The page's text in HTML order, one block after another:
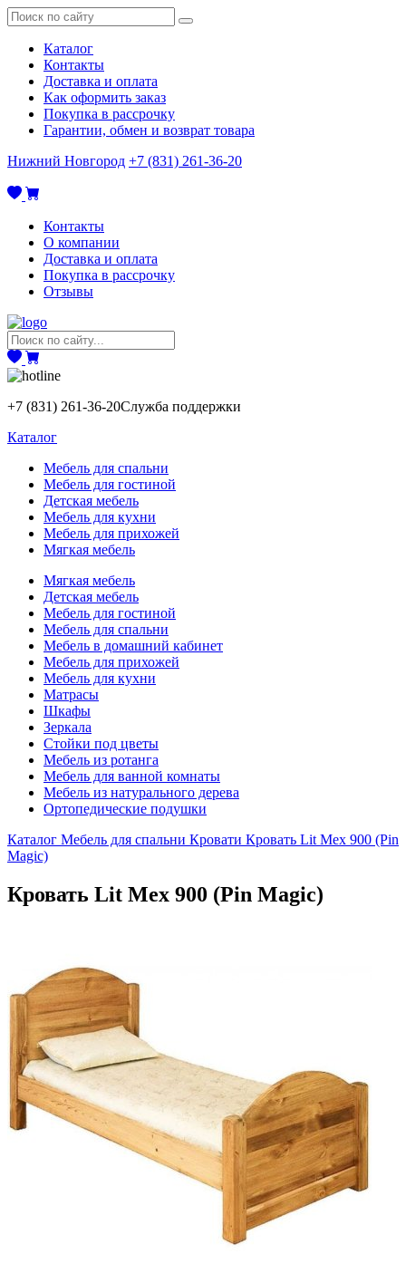
Каталог
Контакты
Доставка и оплата
Как оформить заказ
Покупка в рассрочку
Гарантии, обмен и возврат товара
Нижний Новгород +7 (831) 261-36-20
Контакты
О компании
Доставка и оплата
Покупка в рассрочку
Отзывы
+7 (831) 261-36-20Служба поддержки
Каталог
Мебель для спальни
Мебель для гостиной
Детская мебель
Мебель для кухни
Мебель для прихожей
Мягкая мебель
Мягкая мебель
Детская мебель
Мебель для гостиной
Мебель для спальни
Мебель в домашний кабинет
Мебель для прихожей
Мебель для кухни
Матрасы
Шкафы
Зеркала
Стойки под цветы
Мебель из ротанга
Мебель для ванной комнаты
Мебель из натурального дерева
Ортопедические подушки
Каталог Мебель для спальни Кровати Кровать Lit Mex 900 (Pin
Magic)
Кровать Lit Mex 900 (Pin Magic)